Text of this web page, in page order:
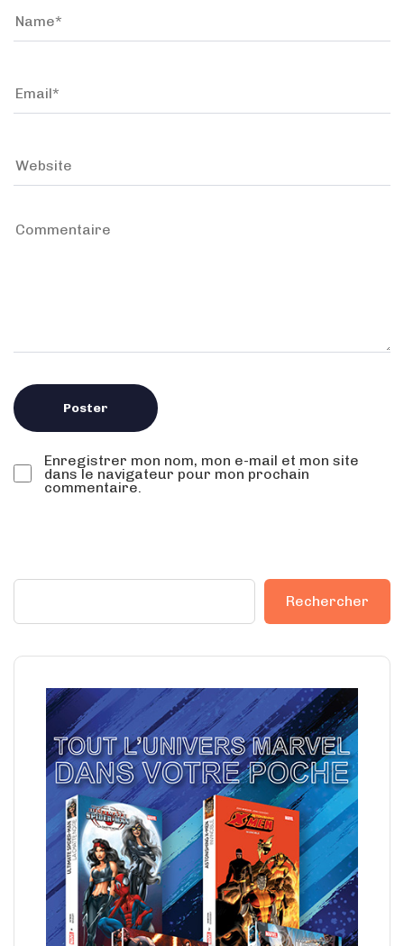
Enregistrer mon nom, mon e-mail et mon site
dans le navigateur pour mon prochain
commentaire.
Rechercher
Rechercher